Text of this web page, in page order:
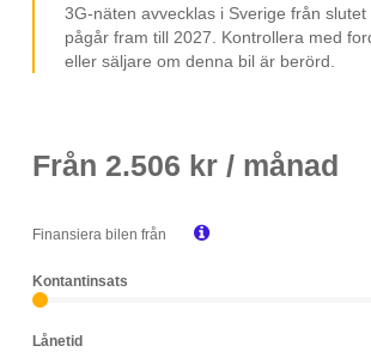
Svensksåld
3G-näten avvecklas i Sverige från slutet
pågår fram till 2027. Kontrollera med
eller säljare om denna bil är berörd.
Från 2.506 kr / månad
Finansiera bilen från 
Kontantinsats
Lånetid